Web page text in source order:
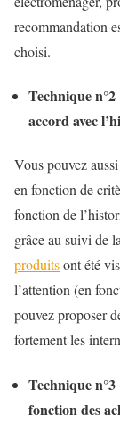
recommandation
choisi.
Technique
accord avec
Vous pouvez
en fonction de
fonction de
grâce au suivi de
produitsont été
l’attention (en
pouvez proposer
fortement les
Technique
fonction des